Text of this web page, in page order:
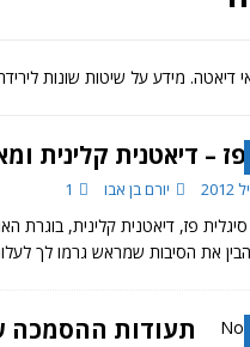
דיאטה. מידע על שיטות שונות
פז – דיאטנית קלינית
יורם בן אבו 1
פז, דיאטנית קלינית, בוגרת
את הסיבות שמראש גרמו לך
תעודות ההסמכה